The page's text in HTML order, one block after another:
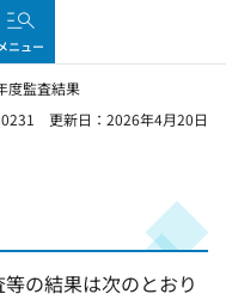
ニュー
度監査結果
更新日：2026年4月20日
の結果は次のとおり